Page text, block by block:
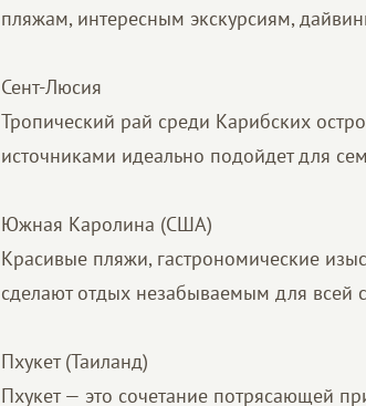
пляжам, интересным экскурсиям,
Сент-Люсия
Тропический рай среди Карибских
источниками идеально подойдет для
Южная Каролина (США)
Красивые пляжи, гастрономические
сделают отдых незабываемым для всей
Пхукет (Таиланд)
Пхукет — это сочетание потрясающей